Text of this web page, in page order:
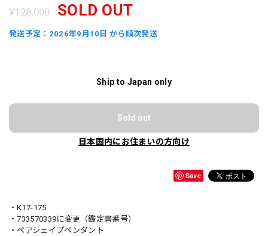
¥128,000 SOLD OUT
発送予定：2026年9月10日 から順次発送
Ship to Japan only
Sold out
日本国内にお住まいの方向け
Save
・K17-175
・733570339に変更（鑑定書番号）
・ペアシェイプペンダント